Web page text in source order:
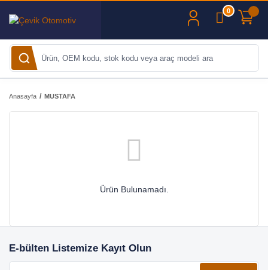
0
Anasayfa MUSTAFA
Ürün Bulunamadı.
E-bülten Listemize Kayıt Olun